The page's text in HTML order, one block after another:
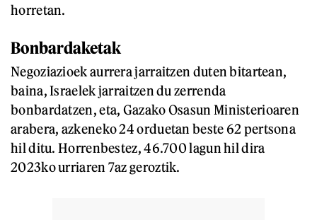
horretan.
Bonbardaketak
Negoziazioek aurrera jarraitzen duten bitartean,
baina, Israelek jarraitzen du zerrenda
bonbardatzen, eta, Gazako Osasun Ministerioaren
arabera, azkeneko 24 orduetan beste 62 pertsona
hil ditu. Horrenbestez, 46.700 lagun hil dira
2023ko urriaren 7az geroztik.